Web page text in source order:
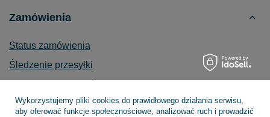
Zamówienia
Status zamówienia
Śledzenie przesyłki
Chcę zwrócić produkt
Wykorzystujemy pliki cookies do prawidłowego działania serwisu,
aby oferować funkcje społecznościowe, analizować ruch i prowadzić